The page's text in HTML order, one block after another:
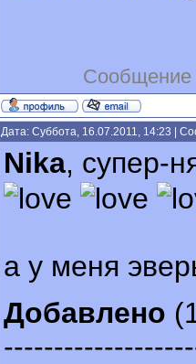
Сообщение
Дата: Суббота, 16.07.2011, 14:23 |
Nika, супер-
а у меня
Добавлено